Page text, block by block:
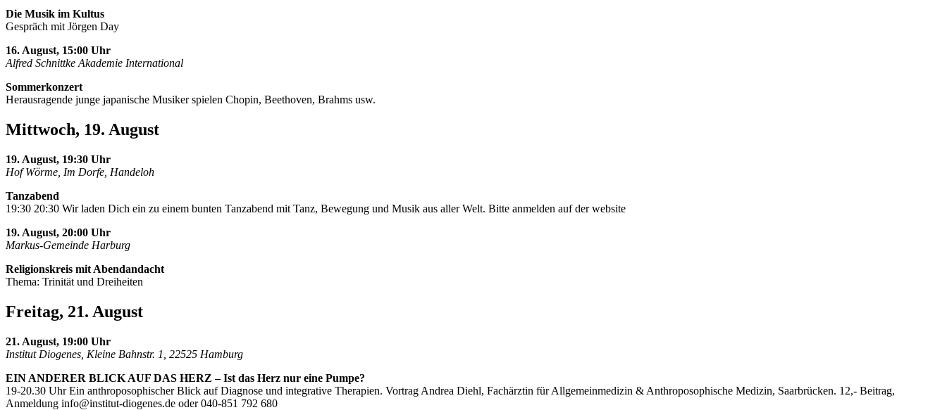
Die Musik im Kultus
Gespräch mit Jörgen Day
16. August, 15:00 Uhr
Alfred Schnittke Akademie International
Sommerkonzert
Herausragende junge japanische Musiker spielen Chopin, Beethoven, Brahms usw.
Mittwoch, 19. August
19. August, 19:30 Uhr
Hof Wörme, Im Dorfe, Handeloh
Tanzabend
19:30 20:30 Wir laden Dich ein zu einem bunten Tanzabend mit Tanz, Bewegung und Musik aus aller Welt. Bitte anmelden auf der website
19. August, 20:00 Uhr
Markus-Gemeinde Harburg
Religionskreis mit Abendandacht
Thema: Trinität und Dreiheiten
Freitag, 21. August
21. August, 19:00 Uhr
Institut Diogenes, Kleine Bahnstr. 1, 22525 Hamburg
EIN ANDERER BLICK AUF DAS HERZ – Ist das Herz nur eine Pumpe?
19-20.30 Uhr Ein anthroposophischer Blick auf Diagnose und integrative Therapien. Vortrag Andrea Diehl, Fachärztin für Allgemeinmedizin & Anthroposophische Medizin, Saarbrücken. 12,- Beitrag,
Anmeldung info@institut-diogenes.de oder 040-851 792 680